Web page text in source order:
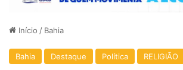
Início / Bahia
Bahia Destaque Política RELIGIÃO